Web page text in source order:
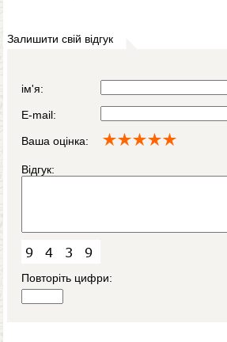
Залишити свій відгук
ім'я:
E-mail:
Ваша оцінка:
Відгук:
Повторіть цифри: